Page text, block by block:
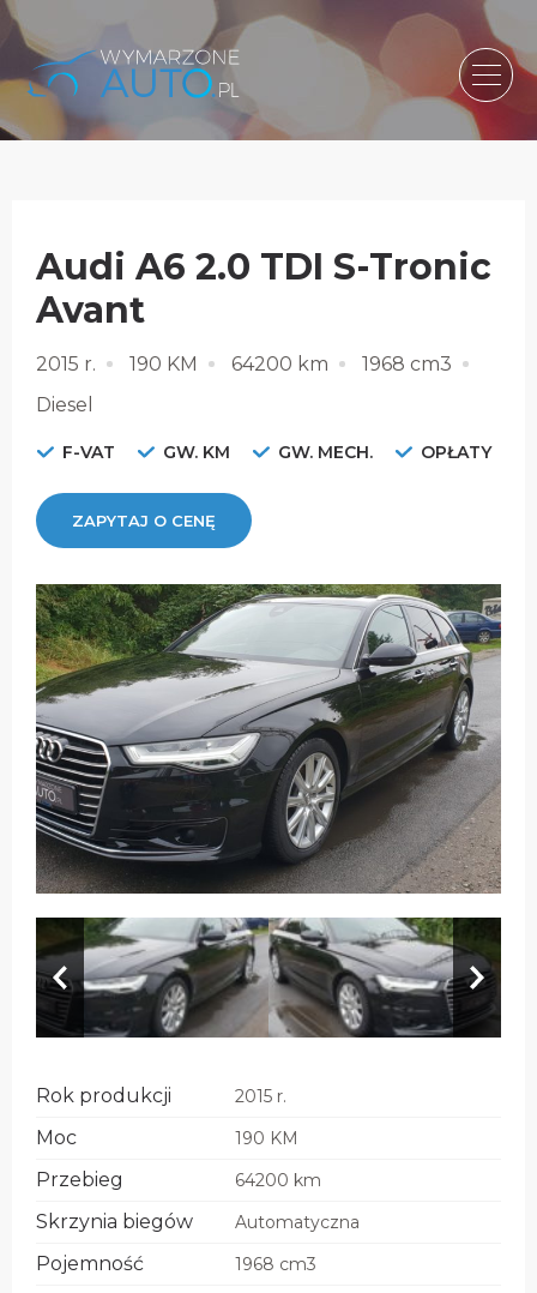
Audi A6 2.0 TDI S-Tronic
Avant
2015 r. 190 KM 64200 km
1968 cm3
Diesel
F-VAT GW. KM GW. MECH. OPŁATY
ZAPYTAJ O CENĘ
Rok produkcji 2015 r.
Moc 190 KM
Przebieg 64200 km
Skrzynia biegów Automatyczna
Pojemność 1968 cm3